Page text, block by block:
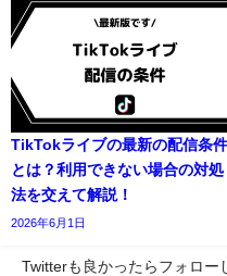
TikTokライブの最新の配信条件
とは？利用できない場合の対処
法を交えて解説！
2026年6月1日
Twitterも良かったらフォロー